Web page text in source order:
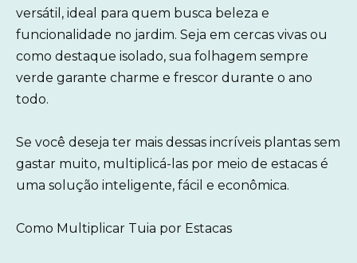
versátil, ideal para quem busca beleza e
funcionalidade no jardim. Seja em cercas vivas ou
como destaque isolado, sua folhagem sempre
verde garante charme e frescor durante o ano
todo.
Se você deseja ter mais dessas incríveis plantas sem
gastar muito, multiplicá-las por meio de estacas é
uma solução inteligente, fácil e econômica.
Como Multiplicar Tuia por Estacas